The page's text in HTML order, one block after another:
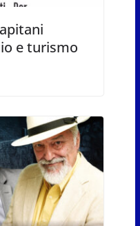
e turismo